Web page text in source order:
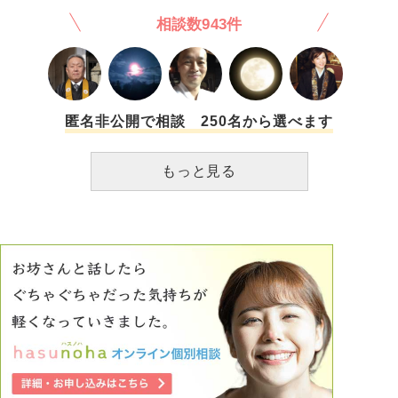
んでいるのに、冷やかされたり場を盛り上げる為のネタにさ
れて、半分嫌な気持ちになりました。 Rさんはお見合い発言
の他に福祉関係のイベントには仕事として縁日コーナーの担
当をされてたんですが、玩具の銃を僕に向けて、ビックリし
たら、反応してくれたことに喜んでいたんです。 あまりに
も酷かったのですがRさんの事業所の先輩に相談して、Mさ
相談数943件
匿名非公開で相談 250名から選べます
もっと見る